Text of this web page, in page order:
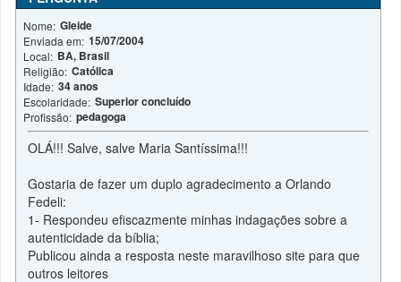
Nome: Gleide
Enviada em: 15/07/2004
Local: BA, Brasil
Religião: Católica
Idade: 34 anos
Escolaridade: Superior concluído
Profissão: pedagoga
OLÁ!!! Salve, salve Maria Santíssima!!!
Gostaria de fazer um duplo agradecimento a Orlando
Fedeli:
1- Respondeu efiscazmente minhas indagações sobre a
autenticidade da bíblia;
Publicou ainda a resposta neste maravilhoso site para que
outros leitores